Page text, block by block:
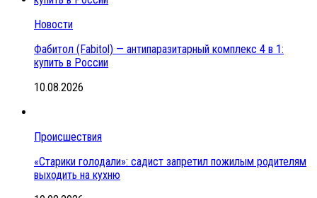
Новости
Фабитол (Fabitol) — антипаразитарный комплекс 4 в 1:
купить в России
10.08.2026
Происшествия
«Старики голодали»: садист запретил пожилым родителям
выходить на кухню